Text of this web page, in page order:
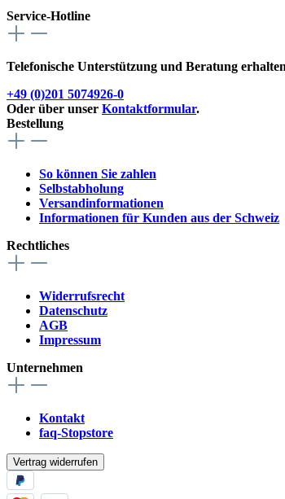
Service-Hotline
Telefonische Unterstützung und Beratung
+49 (0)201 5074926-0
Oder über unser Kontaktformular.
Bestellung
So können Sie zahlen
Selbstabholung
Versandinformationen
Informationen für Kunden aus der Schweiz
Rechtliches
Widerrufsrecht
Datenschutz
AGB
Impressum
Unternehmen
Kontakt
faq-Stopstore
Vertrag widerrufen